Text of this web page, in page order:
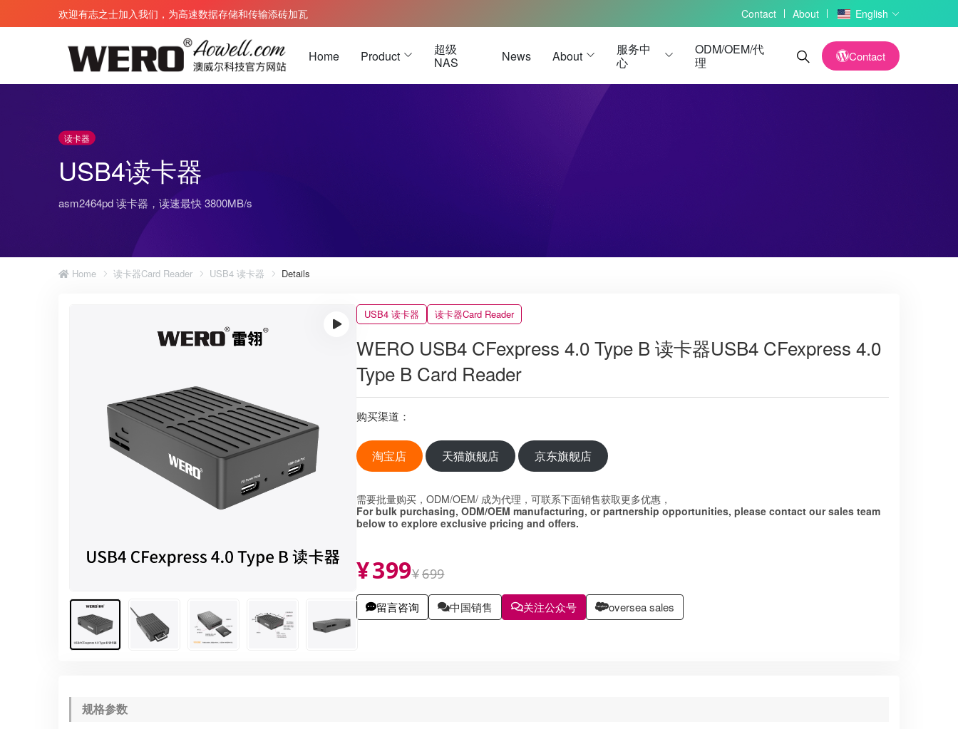
欢迎有志之士加入我们，为高速数据存储和传输添砖加瓦 Contact About English
Home Product
雷电 3 扩展坞
雷电 4 扩展坞
雷电 5 扩展坞
雷电 3 转Pcie
雷电 5 转PCIe
雷电 5 显卡坞 eGPU
免电源扩展坞
雷电 5 编织 被动式数据线-黑色
雷电 5 编织 被动式数据线-白色
雷电 5 TPE 主动式数据线
雷电5-1.2米
U.2硬盘盒
E3.S 硬盘盒
超级
NAS
News About
服务中
心
ODM/OEM/代
理
Contact
读卡器
USB4读卡器
asm2464pd 读卡器，读速最快 3800MB/s
Home 读卡器Card Reader USB4 读卡器 Details
USB4 读卡器 读卡器Card Reader
WERO USB4 CFexpress 4.0 Type B 读卡器USB4 CFexpress 4.0
Type B Card Reader
购买渠道：
淘宝店 天猫旗舰店 京东旗舰店
需要批量购买，ODM/OEM/ 成为代理，可联系下面销售获取更多优惠，
For bulk purchasing, ODM/OEM manufacturing, or partnership opportunities, please contact our sales team
below to explore exclusive pricing and offers.
¥399¥699
留言咨询 中国销售 关注公众号 oversea sales
规格参数